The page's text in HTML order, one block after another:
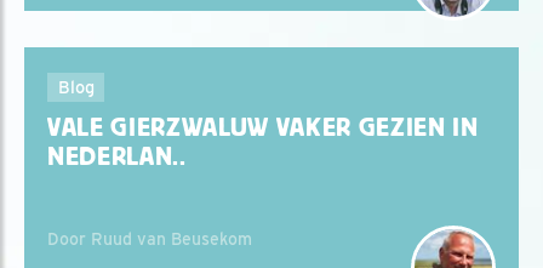
Blog
VALE GIERZWALUW VAKER GEZIEN IN
NEDERLAN..
Door Ruud van Beusekom